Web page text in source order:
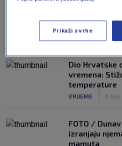
NAJČITANIJE
Dio Hrvatske
vremena:
temperature
VRIJEME 6. kol.
FOTO /
izranjaju
mamuta
Prikaži svrhe